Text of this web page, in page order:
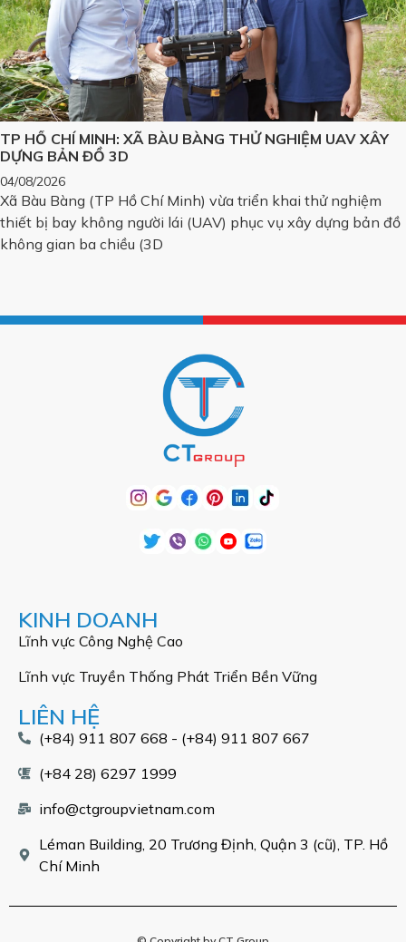
TP HỒ CHÍ MINH: XÃ BÀU BÀNG THỬ NGHIỆM UAV XÂY
DỰNG BẢN ĐỒ 3D
04/08/2026
Xã Bàu Bàng (TP Hồ Chí Minh) vừa triển khai thử nghiệm
thiết bị bay không người lái (UAV) phục vụ xây dựng bản đồ
không gian ba chiều (3D
KINH DOANH
Lĩnh vực Công Nghệ Cao
Lĩnh vực Truyền Thống Phát Triển Bền Vững
LIÊN HỆ
(+84) 911 807 668 - (+84) 911 807 667
(+84 28) 6297 1999
info@ctgroupvietnam.com
Léman Building, 20 Trương Định, Quận 3 (cũ), TP. Hồ
Chí Minh